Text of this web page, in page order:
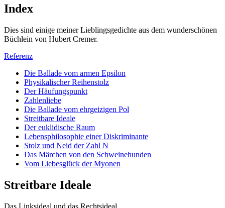
Index
Dies sind einige meiner Lieblingsgedichte aus dem wunderschönen
Büchlein von Hubert Cremer.
Referenz
Die Ballade vom armen Epsilon
Physikalischer Reihenstolz
Der Häufungspunkt
Zahlenliebe
Die Ballade vom ehrgeizigen Pol
Streitbare Ideale
Der euklidische Raum
Lebensphilosophie einer Diskriminante
Stolz und Neid der Zahl N
Das Märchen von den Schweinehunden
Vom Liebesglück der Myonen
Streitbare Ideale
Das Linksideal und das Rechtsideal